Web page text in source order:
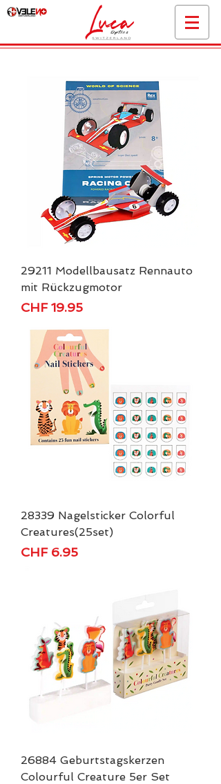
29211 Modellbausatz Rennauto
mit Rückzugmotor
Preis
CHF 19.95
28339 Nagelsticker Colorful
Creatures(25set)
Preis
CHF 6.95
26884 Geburtstagskerzen
Colourful Creature 5er Set